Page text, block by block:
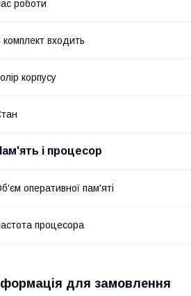
роботи
комплект входить
корпусу
і процесор
оперативної пам'яті
процесора
для замовлення